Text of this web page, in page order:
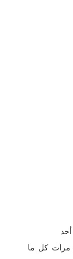
مرات كل ما